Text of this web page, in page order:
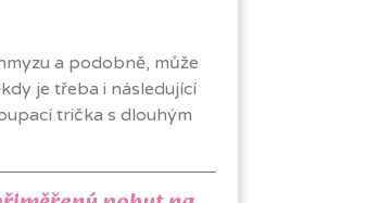
a podobně, může
je třeba i následující
trička s dlouhým